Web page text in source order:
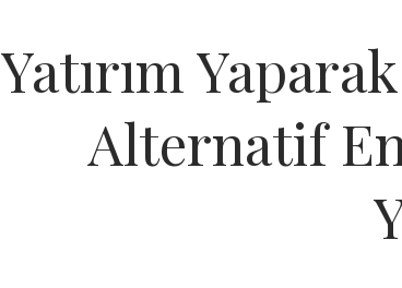
Yatırım
Alternatif